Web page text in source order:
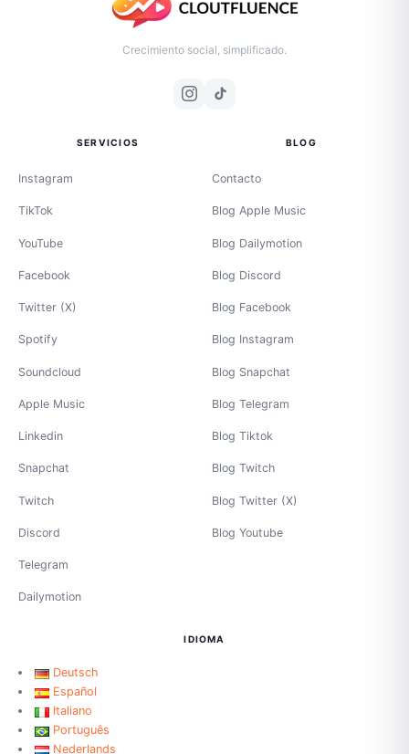
Crecimiento social, simplificado.
SERVICIOS
Instagram
TikTok
YouTube
Facebook
Twitter (X)
Spotify
Soundcloud
Apple Music
Linkedin
Snapchat
Twitch
Discord
Telegram
Dailymotion
BLOG
Contacto
Blog Apple Music
Blog Dailymotion
Blog Discord
Blog Facebook
Blog Instagram
Blog Snapchat
Blog Telegram
Blog Tiktok
Blog Twitch
Blog Twitter (X)
Blog Youtube
IDIOMA
Deutsch
Español
Italiano
Português
Nederlands